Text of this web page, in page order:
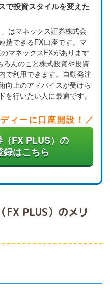
で投資スタイルを変えた
はマネックス証券株式会
携できるFX口座です。マ
マネックスFXがあります
んのこと株式投資や投資
で利用できます。自動発注
向上のアドバイスが受けら
行いたい人に最適です。
ィーに口座開設！
FX PLUS）の
はこちら
FX PLUS）のメリ